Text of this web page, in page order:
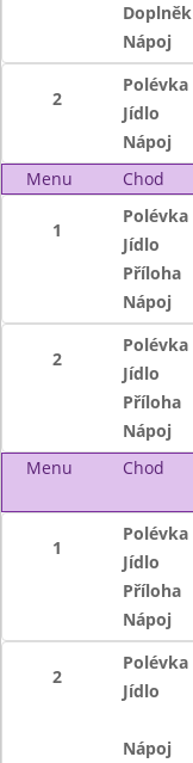
Doplněk
Nápoj
2
Polévka
Jídlo
Nápoj
Menu
Chod
1
Polévka
Jídlo
Příloha
Nápoj
2
Polévka
Jídlo
Příloha
Nápoj
Menu
Chod
1
Polévka
Jídlo
Příloha
Nápoj
2
Polévka
Jídlo
Nápoj